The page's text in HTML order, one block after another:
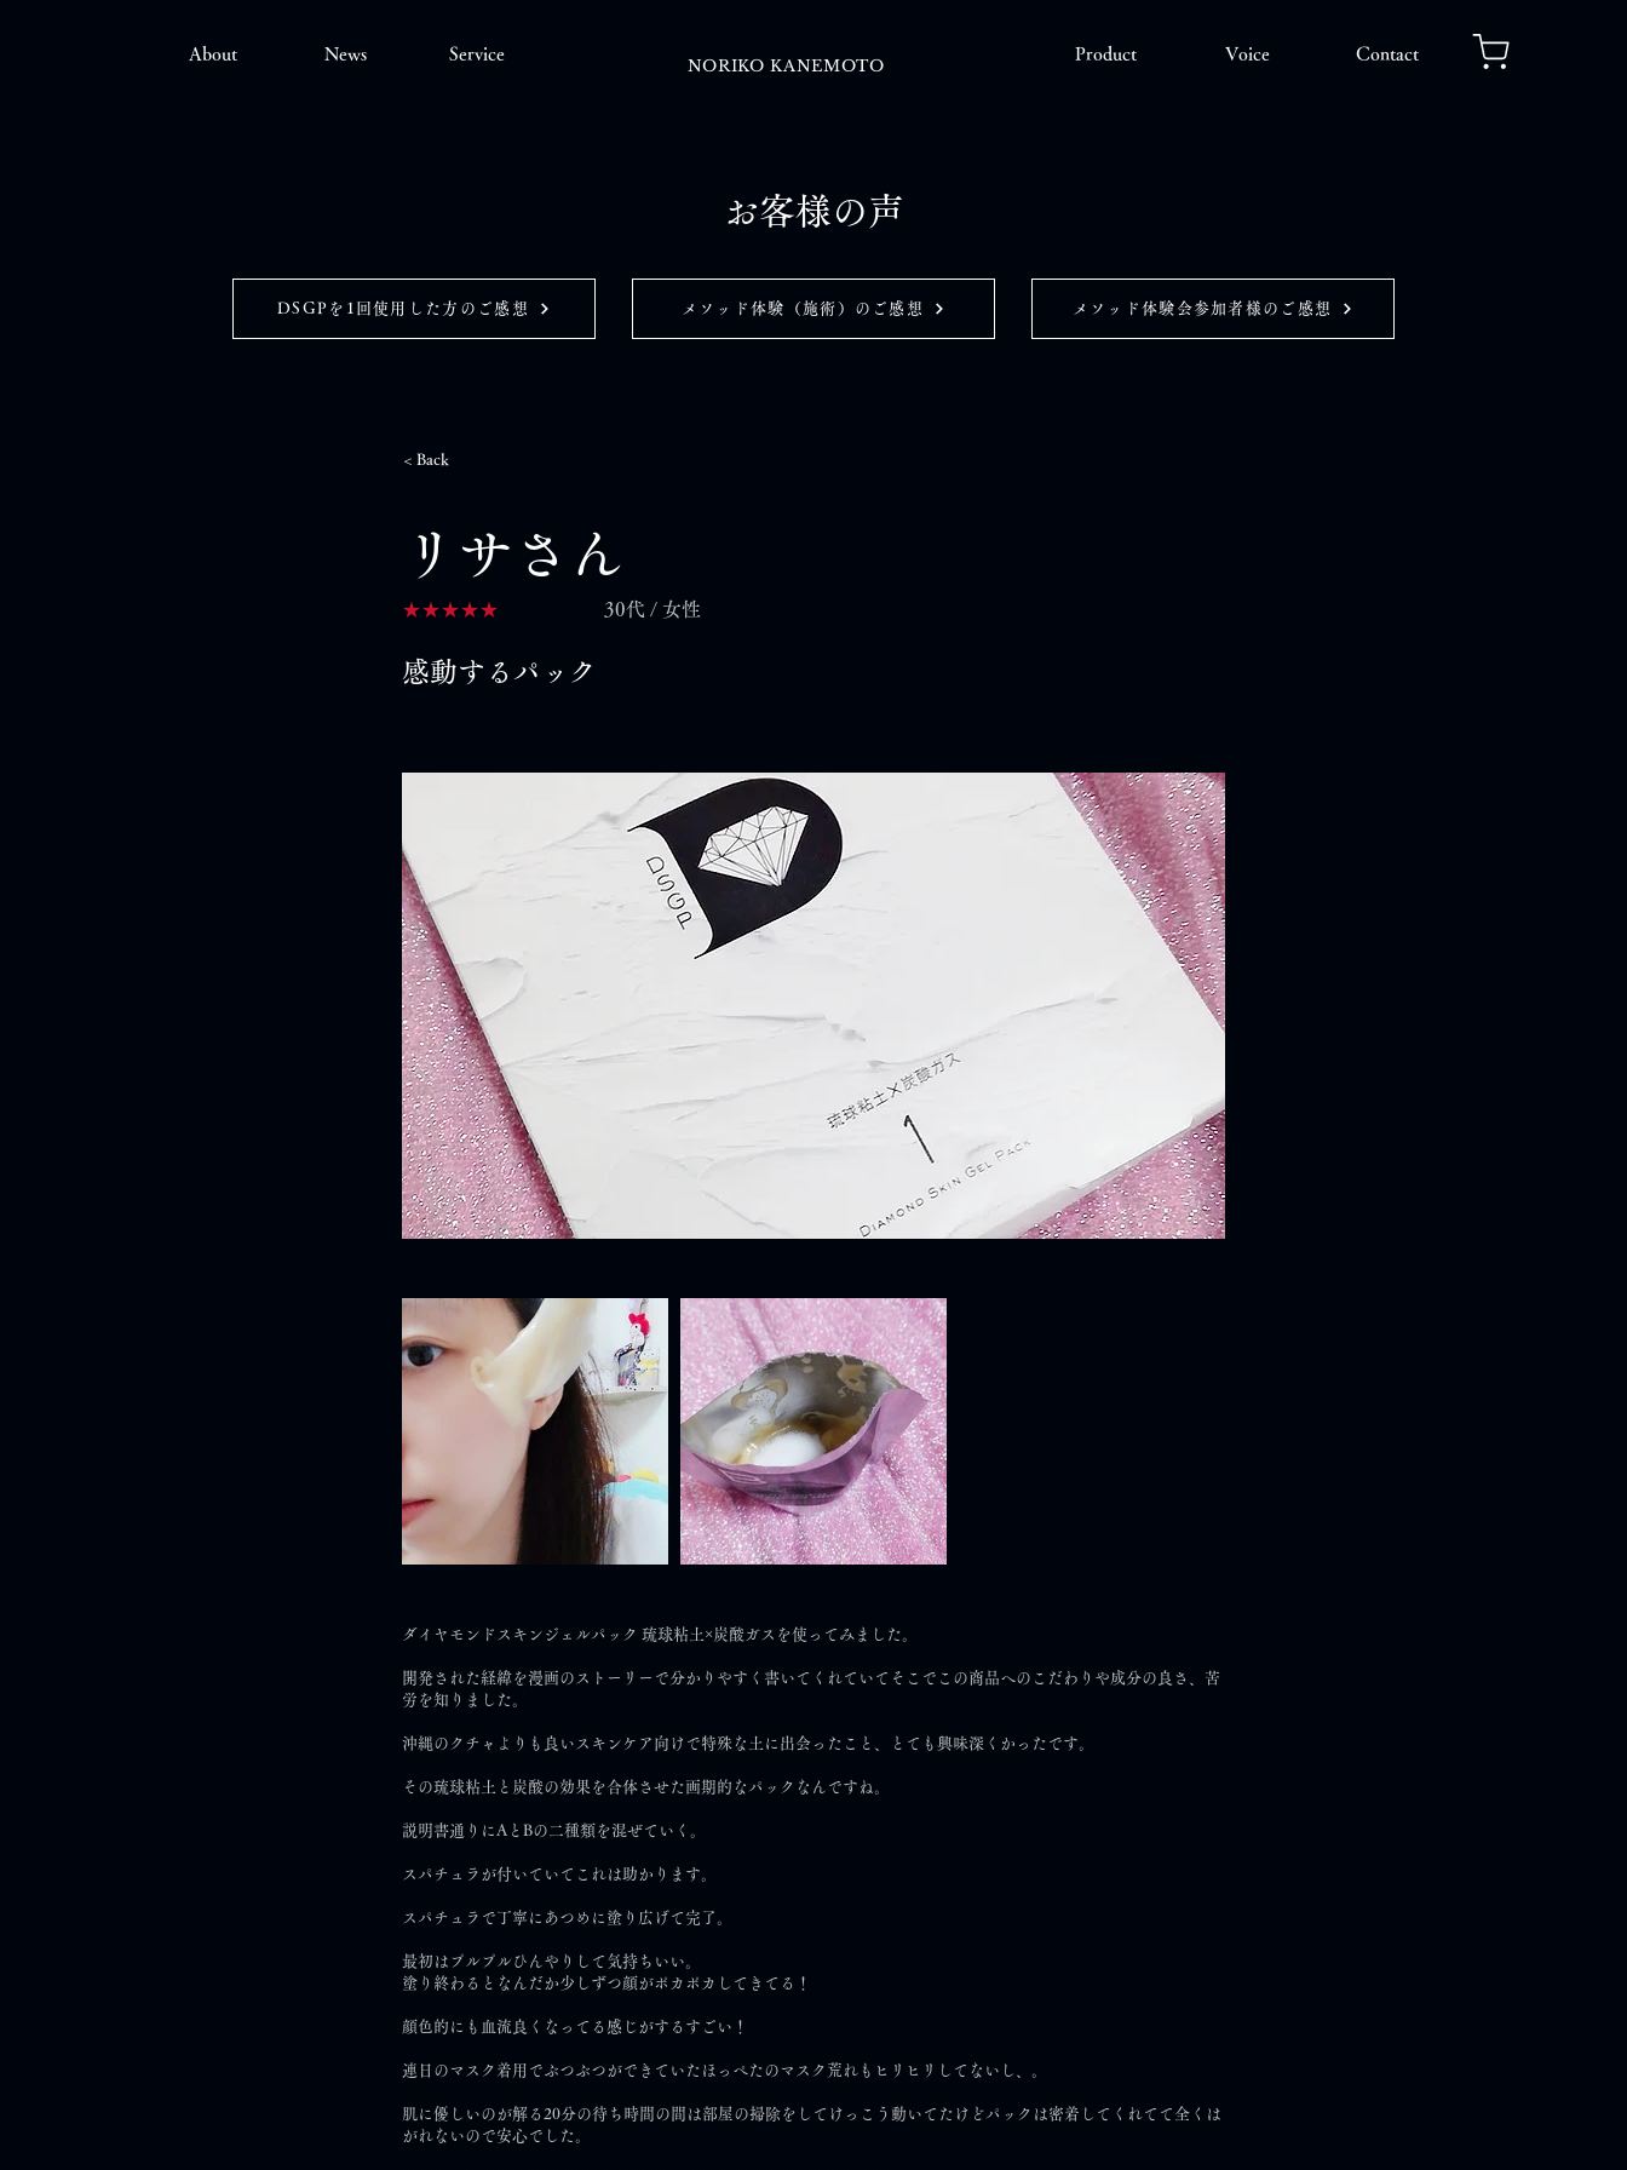
About News Service
NORIKO KANEMOTO
Product Voice Contact
お客様の声
DSGPを1回使用した方のご感想 メソッド体験（施術）のご感想 メソッド体験会参加者様のご感想
< Back
リサさん
★★★★★ 30代 / 女性
感動するパック
ダイヤモンドスキンジェルパック 琉球粘土×炭酸ガスを使ってみました。
開発された経緯を漫画のストーリーで分かりやすく書いてくれていてそこでこの商品へのこだわりや成分の良さ、苦
労を知りました。
沖縄のクチャよりも良いスキンケア向けで特殊な土に出会ったこと、とても興味深くかったです。
その琉球粘土と炭酸の効果を合体させた画期的なパックなんですね。
説明書通りにAとBの二種類を混ぜていく。
スパチュラが付いていてこれは助かります。
スパチュラで丁寧にあつめに塗り広げて完了。
最初はプルプルひんやりして気持ちいい。
塗り終わるとなんだか少しずつ顔がポカポカしてきてる！
顔色的にも血流良くなってる感じがするすごい！
連日のマスク着用でぶつぶつができていたほっぺたのマスク荒れもヒリヒリしてないし、。
肌に優しいのが解る20分の待ち時間の間は部屋の掃除をしてけっこう動いてたけどパックは密着してくれてて全くは
がれないので安心でした。